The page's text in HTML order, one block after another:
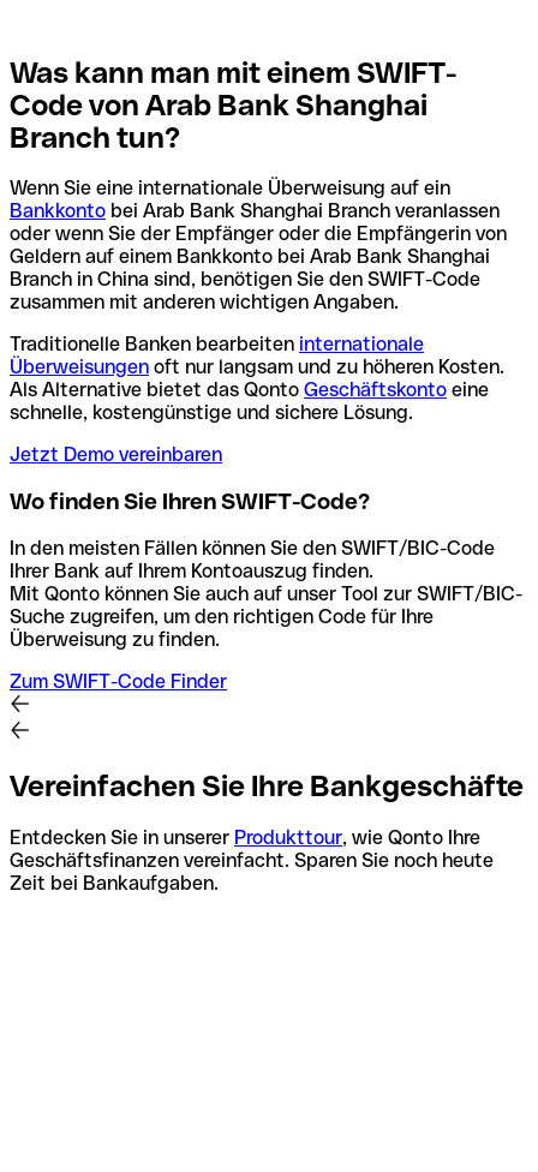
Was kann man mit einem SWIFT-
Code von Arab Bank Shanghai
Branch tun?
Wenn Sie eine internationale Überweisung auf ein
Bankkonto bei Arab Bank Shanghai Branch veranlassen
oder wenn Sie der Empfänger oder die Empfängerin von
Geldern auf einem Bankkonto bei Arab Bank Shanghai
Branch in China sind, benötigen Sie den SWIFT-Code
zusammen mit anderen wichtigen Angaben.
Traditionelle Banken bearbeiten internationale
Überweisungen oft nur langsam und zu höheren Kosten.
Als Alternative bietet das Qonto Geschäftskonto eine
schnelle, kostengünstige und sichere Lösung.
Jetzt Demo vereinbaren
Wo finden Sie Ihren SWIFT-Code?
In den meisten Fällen können Sie den SWIFT/BIC-Code
Ihrer Bank auf Ihrem Kontoauszug finden.
Mit Qonto können Sie auch auf unser Tool zur SWIFT/BIC-
Suche zugreifen, um den richtigen Code für Ihre
Überweisung zu finden.
Zum SWIFT-Code Finder
Vereinfachen Sie Ihre Bankgeschäfte
Entdecken Sie in unserer Produkttour, wie Qonto Ihre
Geschäftsfinanzen vereinfacht. Sparen Sie noch heute
Zeit bei Bankaufgaben.